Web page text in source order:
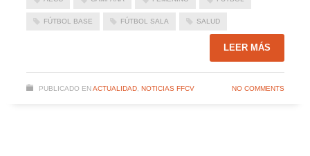
FÚTBOL BASE FÚTBOL SALA SALUD
LEER MÁS
PUBLICADO EN ACTUALIDAD, NOTICIAS FFCV NO COMMENTS